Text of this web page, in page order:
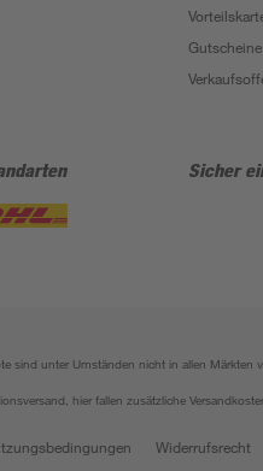
Gutscheine
Sicher
sind unter Umständen nicht in allen
hier fallen zusätzliche
Widerrufsrecht